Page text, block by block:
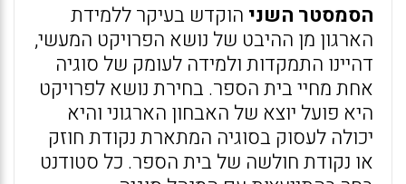
הסמסטר השני הוקדש בעיקר ללמידת
הארגון מן ההיבט של נושא הפרויקט המעשי,
דהיינו התמקדות ולמידה לעומק של סוגיה
אחת מחיי בית הספר. בחירת נושא לפרויקט
היא פועל יוצא של האבחון הארגוני והיא
יכולה לעסוק בסוגיה המתארת נקודת חוזק
או נקודת חולשה של בית הספר. כל סטודנט